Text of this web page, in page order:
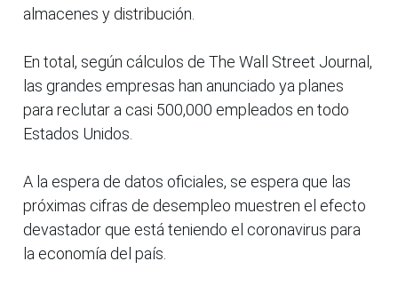
almacenes y distribución.
En total, según cálculos de The Wall Street Journal,
las grandes empresas han anunciado ya planes
para reclutar a casi 500,000 empleados en todo
Estados Unidos.
A la espera de datos oficiales, se espera que las
próximas cifras de desempleo muestren el efecto
devastador que está teniendo el coronavirus para
la economía del país.